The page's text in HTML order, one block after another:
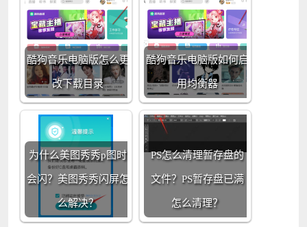
酷狗音乐电脑版怎么更
改下载目录
酷狗音乐电脑版如何启
用均衡器
为什么美图秀秀p图时
会闪？美图秀秀闪屏怎
么解决？
PS怎么清理暂存盘的
文件？PS暂存盘已满
怎么清理？